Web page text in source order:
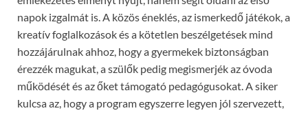
napok izgalmát is. A közös éneklés, az ismerkedő játékok, a
kreatív foglalkozások és a kötetlen beszélgetések mind
hozzájárulnak ahhoz, hogy a gyermekek biztonságban
érezzék magukat, a szülők pedig megismerjék az óvoda
működését és az őket támogató pedagógusokat. A siker
kulcsa az, hogy a program egyszerre legyen jól szervezett,